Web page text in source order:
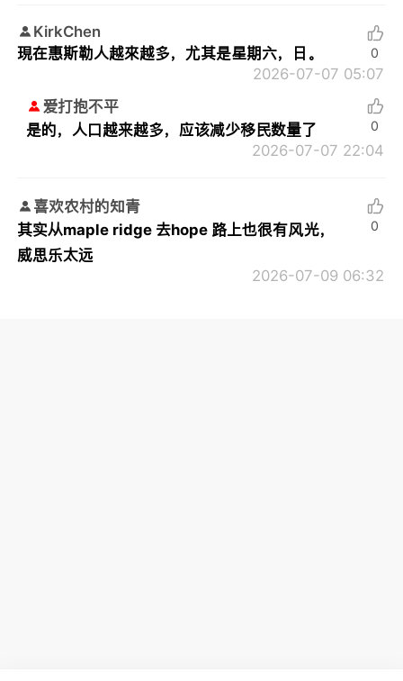
KirkChen
現在惠斯勒人越來越多，尤其是星期六，日。
2026-07-07 05:07
0
爱打抱不平
是的，人口越来越多，应该减少移民数量了
2026-07-07 22:04
0
喜欢农村的知青
其实从maple ridge 去hope 路上也很有风光，
威思乐太远
2026-07-09 06:32
0